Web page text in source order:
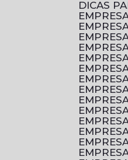
DICAS